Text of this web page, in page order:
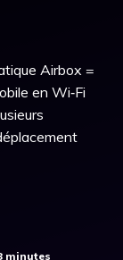
Airbox =
en Wi‑Fi